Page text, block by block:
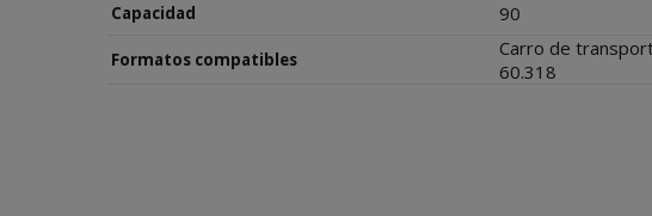
Capacidad 90
Formatos compatibles
Carro de
60.318